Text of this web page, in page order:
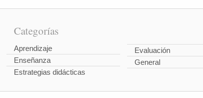
Categorías
Aprendizaje
Enseñanza
Estrategias didácticas
Evaluación
General